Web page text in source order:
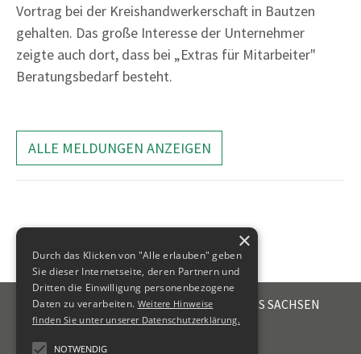
Vortrag bei der Kreishandwerkerschaft in Bautzen
gehalten. Das große Interesse der Unternehmer
zeigte auch dort, dass bei „Extras für Mitarbeiter"
Beratungsbedarf besteht.
ALLE MELDUNGEN ANZEIGEN
STEUERBERATERKAMMER DES FREISTAATES SACHSEN
Emil-Fuchs-Str. 2
×
Durch das Klicken von "Alle erlauben" geben
Sie dieser Internetseite, deren Partnern und
Dritten die Einwilligung personenbezogene
Daten zu verarbeiten. Weitere Hinweise
finden Sie unter unserer Datenschutzerklärung.
NOTWENDIG